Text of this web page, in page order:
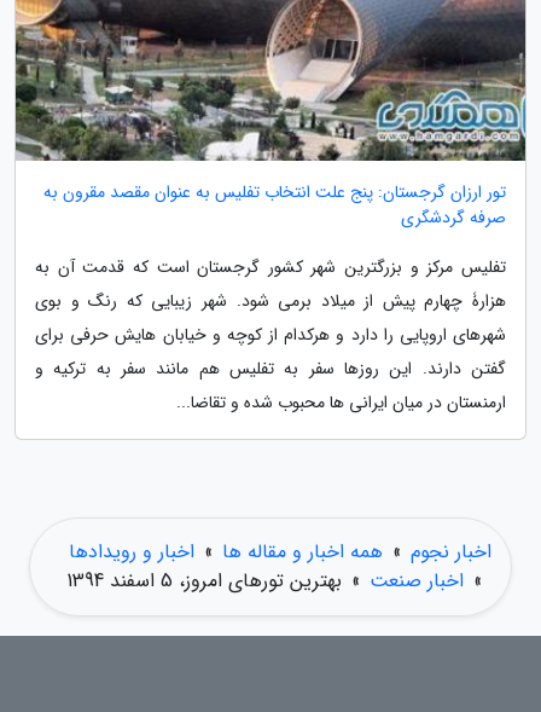
تور ارزان گرجستان: پنج علت انتخاب تفلیس به عنوان مقصد مقرون به
صرفه گردشگری
تفلیس مرکز و بزرگترین شهر کشور گرجستان است که قدمت آن به
هزارۀ چهارم پیش از میلاد برمی شود. شهر زیبایی که رنگ و بوی
شهرهای اروپایی را دارد و هرکدام از کوچه و خیابان هایش حرفی برای
گفتن دارند. این روزها سفر به تفلیس هم مانند سفر به ترکیه و
ارمنستان در میان ایرانی ها محبوب شده و تقاضا...
اخبار نجوم » همه اخبار و مقاله ها » اخبار و رویدادها
» اخبار صنعت » بهترین تورهای امروز، 5 اسفند 1394